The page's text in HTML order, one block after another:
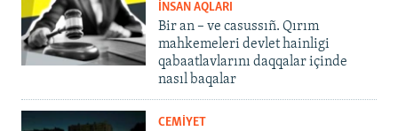
İNSAN AQLARI
Bir an – ve casussıñ. Qırım
mahkemeleri devlet hainligi
qabaatlavlarını daqqalar içinde
nasıl baqalar
CEMİYET